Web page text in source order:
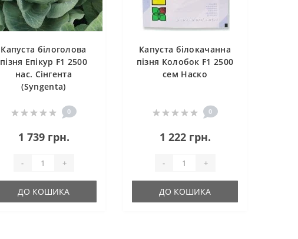
Капуста білоголова
пізня Епікур F1 2500
нас. Сінгента
(Syngenta)
0
1 739 грн.
- +
ДО КОШИКА
Капуста білокачанна
пізня Колобок F1 2500
сем Наско
0
1 222 грн.
- +
ДО КОШИКА